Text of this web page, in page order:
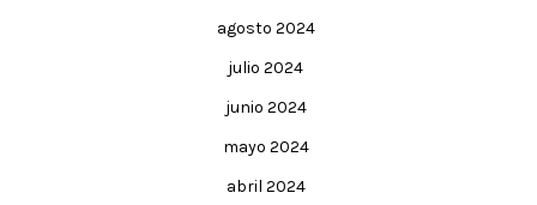
agosto 2024
julio 2024
junio 2024
mayo 2024
abril 2024